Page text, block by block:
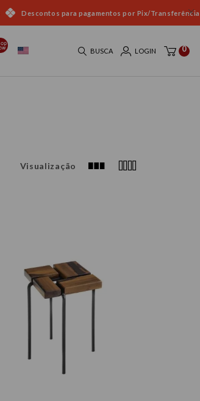
Descontos para pagamentos por Pix/Transferência
BUSCA LOGIN 0
Visualização